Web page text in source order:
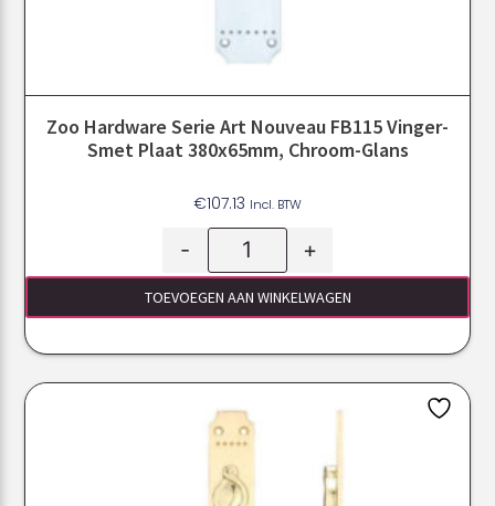
Zoo Hardware Serie Art Nouveau FB115 Vinger-
Smet Plaat 380x65mm, Chroom-Glans
€107.13 Incl. BTW
- +
TOEVOEGEN AAN WINKELWAGEN